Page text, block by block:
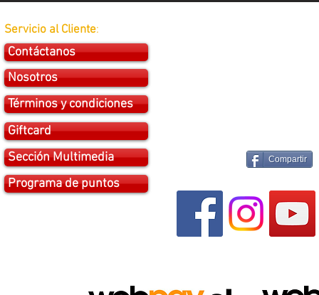
Servicio al Cliente:
Contáctanos
Nosotros
Términos y condiciones
Giftcard
Sección Multimedia
Programa de puntos
Compartir